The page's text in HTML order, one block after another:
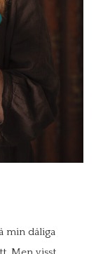
min dåliga